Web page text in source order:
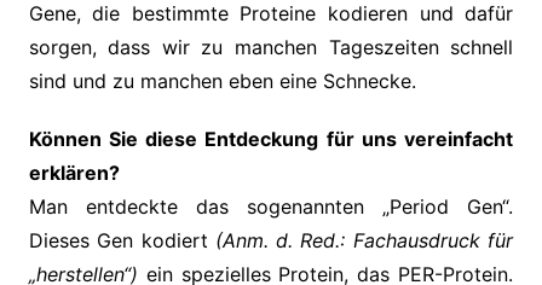
Gene, die bestimmte Proteine kodieren und dafür
sorgen, dass wir zu manchen Tageszeiten schnell
sind und zu manchen eben eine Schnecke.
Können Sie diese Entdeckung für uns vereinfacht
erklären?
Man entdeckte das sogenannten „Period Gen“.
Dieses Gen kodiert (Anm. d. Red.: Fachausdruck für
„herstellen“) ein spezielles Protein, das PER-Protein.